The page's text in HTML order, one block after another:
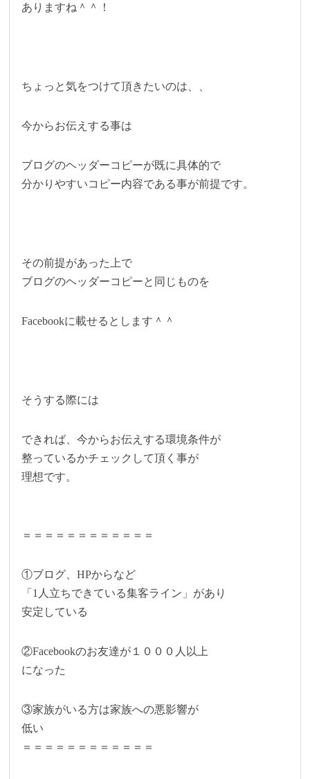
ありますね＾＾！
ちょっと気をつけて頂きたいのは、、
今からお伝えする事は
ブログのヘッダーコピーが既に具体的で
分かりやすいコピー内容である事が前提です。
その前提があった上で
ブログのヘッダーコピーと同じものを
Facebookに載せるとします＾＾
そうする際には
できれば、今からお伝えする環境条件が
整っているかチェックして頂く事が
理想です。
＝＝＝＝＝＝＝＝＝＝＝＝
①ブログ、HPからなど
「1人立ちできている集客ライン」があり
安定している
②Facebookのお友達が１０００人以上
になった
③家族がいる方は家族への悪影響が
低い
＝＝＝＝＝＝＝＝＝＝＝＝